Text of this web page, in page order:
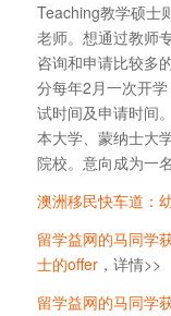
Teaching教学硕士
老师。想通过教师
咨询和申请比较多
分每年2月一次开
试时间及申请时间
本大学、蒙纳士大
院校。意向成为一
澳洲移民快车道：
留学益网的马同学
士的offer，详情>>
留学益网的马同学